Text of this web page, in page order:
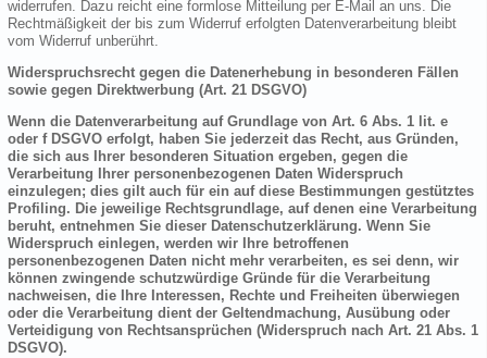
widerrufen. Dazu reicht eine formlose Mitteilung per E-Mail an uns. Die
Rechtmäßigkeit der bis zum Widerruf erfolgten Datenverarbeitung bleibt
vom Widerruf unberührt.
Widerspruchsrecht gegen die Datenerhebung in besonderen Fällen
sowie gegen Direktwerbung (Art. 21 DSGVO)
Wenn die Datenverarbeitung auf Grundlage von Art. 6 Abs. 1 lit. e
oder f DSGVO erfolgt, haben Sie jederzeit das Recht, aus Gründen,
die sich aus Ihrer besonderen Situation ergeben, gegen die
Verarbeitung Ihrer personenbezogenen Daten Widerspruch
einzulegen; dies gilt auch für ein auf diese Bestimmungen gestütztes
Profiling. Die jeweilige Rechtsgrundlage, auf denen eine Verarbeitung
beruht, entnehmen Sie dieser Datenschutzerklärung. Wenn Sie
Widerspruch einlegen, werden wir Ihre betroffenen
personenbezogenen Daten nicht mehr verarbeiten, es sei denn, wir
können zwingende schutzwürdige Gründe für die Verarbeitung
nachweisen, die Ihre Interessen, Rechte und Freiheiten überwiegen
oder die Verarbeitung dient der Geltendmachung, Ausübung oder
Verteidigung von Rechtsansprüchen (Widerspruch nach Art. 21 Abs. 1
DSGVO).